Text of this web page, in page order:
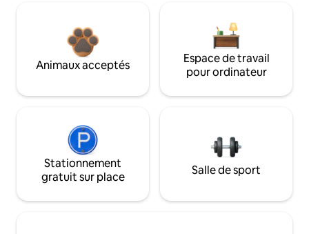
Animaux acceptés
Espace de travail
pour ordinateur
Stationnement
gratuit sur place
Salle de sport